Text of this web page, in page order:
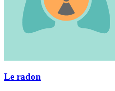
Le radon